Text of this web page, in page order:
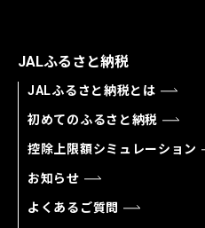
JALふるさと納税
JALふるさと納税とは
初めてのふるさと納税
控除上限額シミュレーション
お知らせ
よくあるご質問